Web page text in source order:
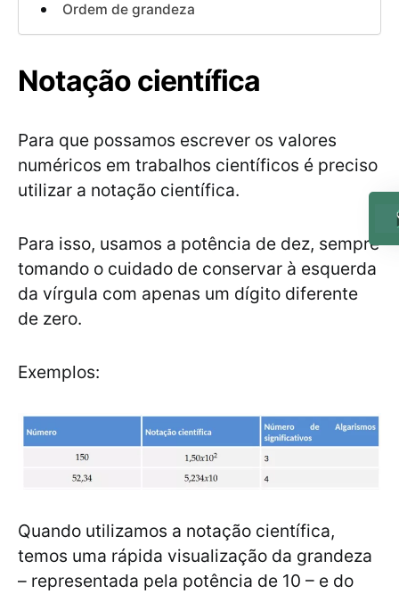
Ordem de grandeza
Notação científica
Para que possamos escrever os valores
numéricos em trabalhos científicos é preciso
utilizar a notação científica.
Para isso, usamos a potência de dez, sempre
tomando o cuidado de conservar à esquerda
da vírgula com apenas um dígito diferente
de zero.
Exemplos:
Quando utilizamos a notação científica,
temos uma rápida visualização da grandeza
– representada pela potência de 10 – e do